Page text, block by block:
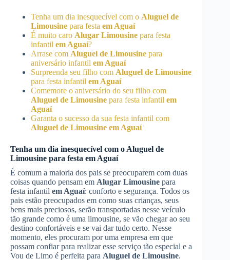
Tenha um dia inesquecível com o Aluguel de
Limousine para festa em Aguaí
É muito caro Alugar Limousine para festa
infantil em Aguaí?
Arrase com Aluguel de Limousine para
aniversário infantil em Aguaí
Surpreenda seu filho com Aluguel de Limousine
para festa infantil em Aguaí
Comemore o aniversário do seu filho com
Aluguel de Limousine para festa infantil em
Aguaí
Garanta o sucesso da sua festa infantil com
Aluguel de Limousine em Aguaí
Tenha um dia inesquecível com o Aluguel de
Limousine para festa em Aguaí
É comum a maioria dos pais se preocuparem com duas
coisas quando pensam em Alugar Limousine para
festa infantil em Aguaí: conforto e segurança. Todos os
pais estão preocupados em como suas crianças, seus
bens mais preciosos, serão transportadas nesse veículo
tão grande como é uma limousine, se vão chegar ao seu
destino confortáveis e se vai dar tudo certo. Nesse
momento, eles procuram por uma empresa em que
possam confiar para realizar esse serviço tão especial e a
Vou de Limo é perfeita para Aluguel de Limousine.